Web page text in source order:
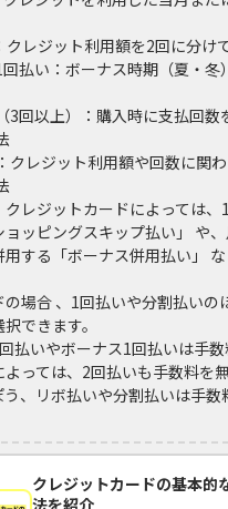
クレジット利用額を2回に分け
払い：ボーナス時期（夏・冬
3回以上）：購入時に支払回数
クレジット利用額や回数に関
レジットカードによっては
ッピングスキップ払い」 や
用する「ボーナス併用払い」
の場合 、1回払いや分割払いの
できます。
払いやボーナス1回払いは手数
っては、2回払いも手数料を
う、リボ払いや分割払いは手
クレジットカードの基本的